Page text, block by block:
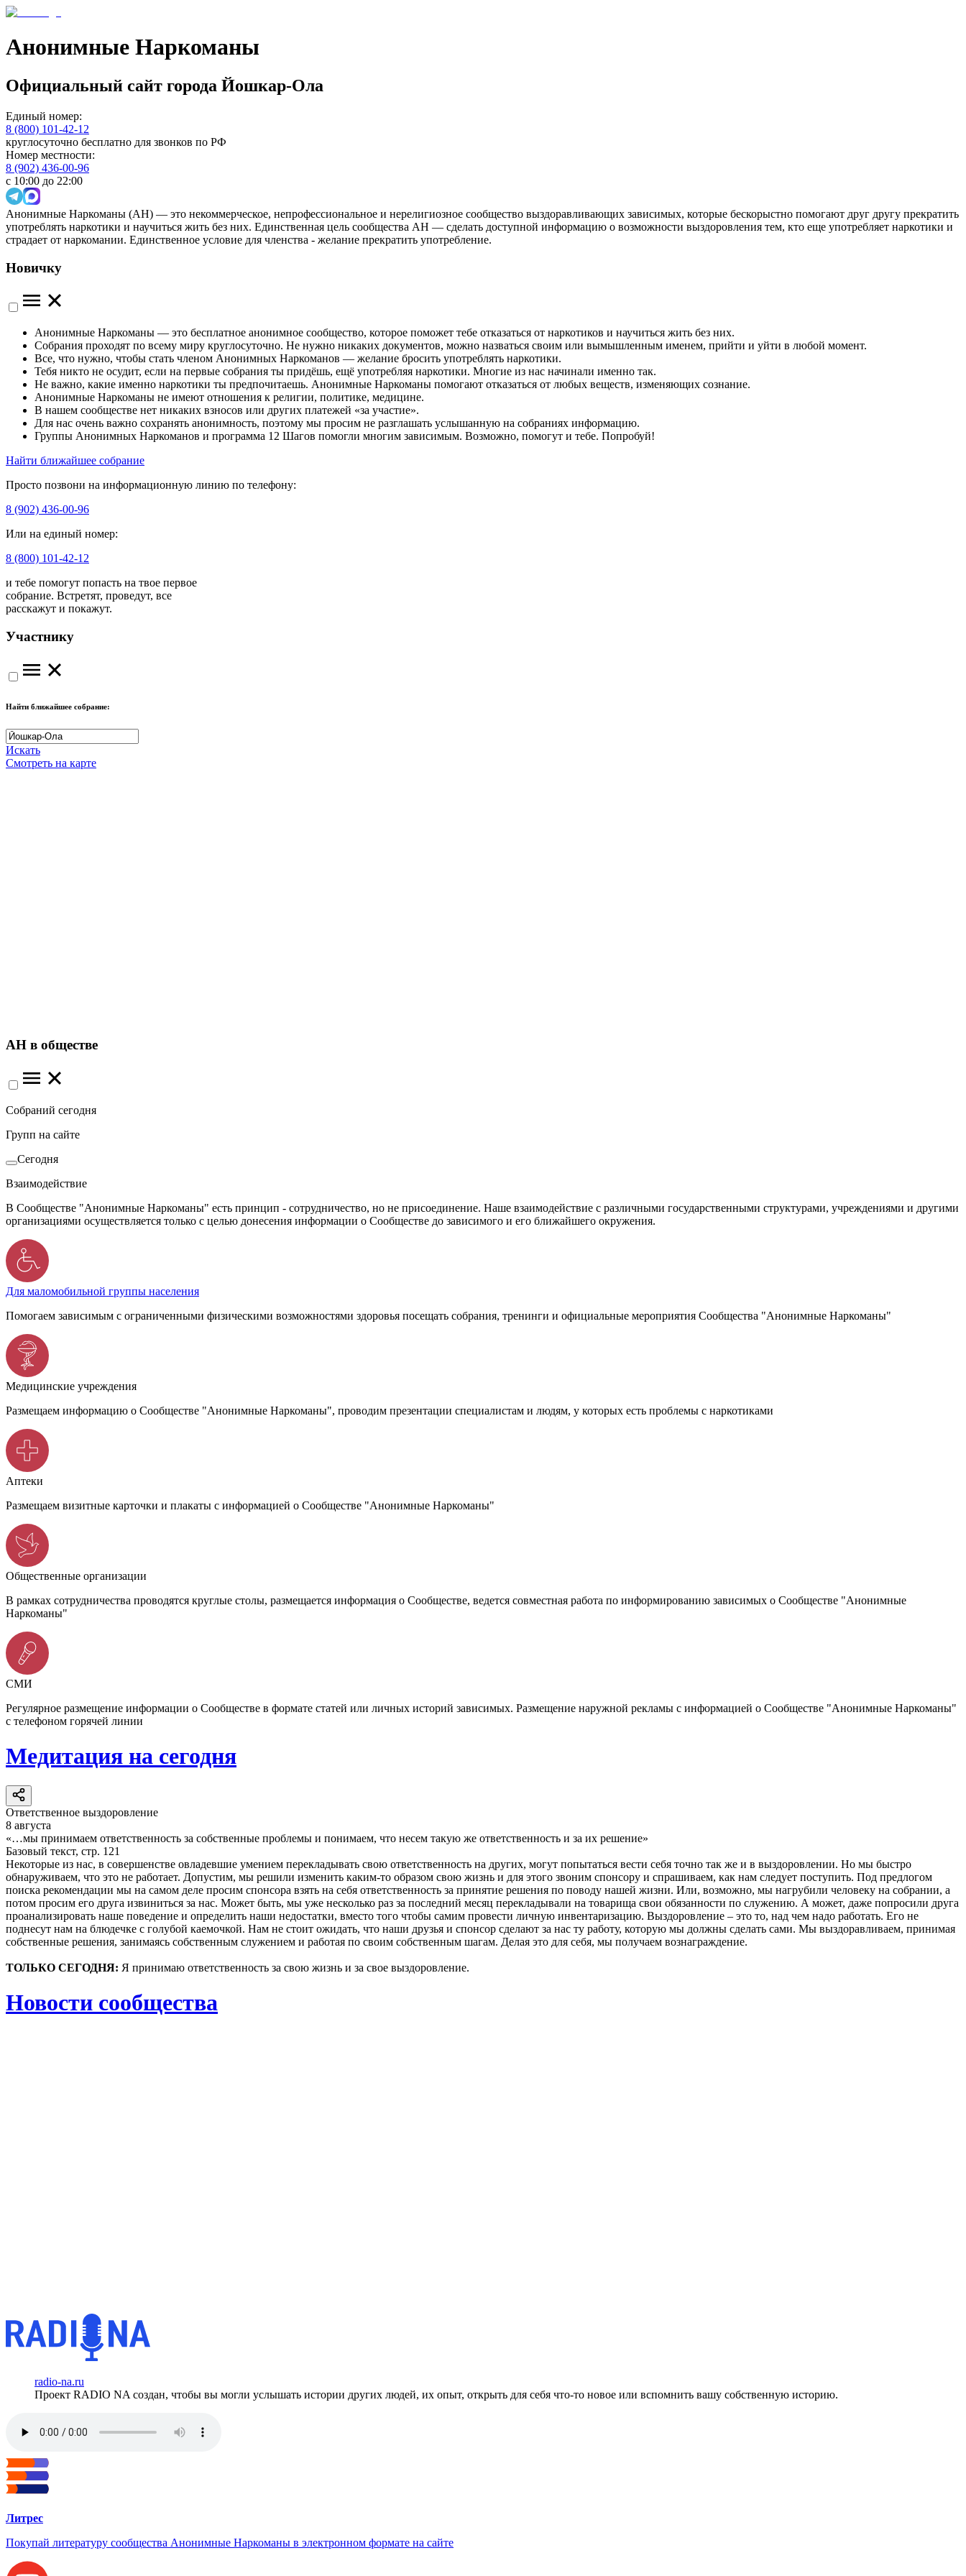
Анонимные Наркоманы
Официальный сайт города Йошкар-Ола
Единый номер:
8 (800) 101-42-12
круглосуточно бесплатно для звонков по РФ
Номер местности:
8 (902) 436-00-96
с 10:00 до 22:00
Анонимные Наркоманы (АН) — это некоммерческое, непрофессиональное и нерелигиозное сообщество выздоравливающих зависимых, которые бескорыстно помогают друг другу прекратить
употреблять наркотики и научиться жить без них. Единственная цель сообщества АН — сделать доступной информацию о возможности выздоровления тем, кто еще употребляет наркотики и
страдает от наркомании. Единственное условие для членства - желание прекратить употребление.
Новичку
Анонимные Наркоманы — это бесплатное анонимное сообщество, которое поможет тебе отказаться от наркотиков и научиться жить без них.
Собрания проходят по всему миру круглосуточно. Не нужно никаких документов, можно назваться своим или вымышленным именем, прийти и уйти в любой момент.
Все, что нужно, чтобы стать членом Анонимных Наркоманов — желание бросить употреблять наркотики.
Тебя никто не осудит, если на первые собрания ты придёшь, ещё употребляя наркотики. Многие из нас начинали именно так.
Не важно, какие именно наркотики ты предпочитаешь. Анонимные Наркоманы помогают отказаться от любых веществ, изменяющих сознание.
Анонимные Наркоманы не имеют отношения к религии, политике, медицине.
В нашем сообществе нет никаких взносов или других платежей «за участие».
Для нас очень важно сохранять анонимность, поэтому мы просим не разглашать услышанную на собраниях информацию.
Группы Анонимных Наркоманов и программа 12 Шагов помогли многим зависимым. Возможно, помогут и тебе. Попробуй!
Найти ближайшее собрание
Просто позвони на информационную линию по телефону:
8 (902) 436-00-96
Или на единый номер:
8 (800) 101-42-12
и тебе помогут попасть на твое первое
собрание. Встретят, проведут, все
расскажут и покажут.
Участнику
Найти ближайшее собрание:
Искать
Смотреть на карте
АН в обществе
Собраний сегодня
Групп на сайте
Сегодня
Взаимодействие
В Сообществе "Анонимные Наркоманы" есть принцип - сотрудничество, но не присоединение. Наше взаимодействие с различными государственными структурами, учреждениями и другими
организациями осуществляется только с целью донесения информации о Сообществе до зависимого и его ближайшего окружения.
Для маломобильной группы населения
Помогаем зависимым с ограниченными физическими возможностями здоровья посещать собрания, тренинги и официальные мероприятия Сообщества "Анонимные Наркоманы"
Медицинские учреждения
Размещаем информацию о Сообществе "Анонимные Наркоманы", проводим презентации специалистам и людям, у которых есть проблемы с наркотиками
Аптеки
Размещаем визитные карточки и плакаты с информацией о Сообществе "Анонимные Наркоманы"
Общественные организации
В рамках сотрудничества проводятся круглые столы, размещается информация о Сообществе, ведется совместная работа по информированию зависимых о Сообществе "Анонимные
Наркоманы"
СМИ
Регулярное размещение информации о Сообществе в формате статей или личных историй зависимых. Размещение наружной рекламы с информацией о Сообществе "Анонимные Наркоманы"
с телефоном горячей линии
Медитация на сегодня
Ответственное выздоровление
8 августа
«…мы принимаем ответственность за собственные проблемы и понимаем, что несем такую же ответственность и за их решение»
Базовый текст, стр. 121
Некоторые из нас, в совершенстве овладевшие умением перекладывать свою ответственность на других, могут попытаться вести себя точно так же и в выздоровлении. Но мы быстро
обнаруживаем, что это не работает. Допустим, мы решили изменить каким-то образом свою жизнь и для этого звоним спонсору и спрашиваем, как нам следует поступить. Под предлогом
поиска рекомендации мы на самом деле просим спонсора взять на себя ответственность за принятие решения по поводу нашей жизни. Или, возможно, мы нагрубили человеку на собрании, а
потом просим его друга извиниться за нас. Может быть, мы уже несколько раз за последний месяц перекладывали на товарища свои обязанности по служению. А может, даже попросили друга
проанализировать наше поведение и определить наши недостатки, вместо того чтобы самим провести личную инвентаризацию. Выздоровление – это то, над чем надо работать. Его не
поднесут нам на блюдечке с голубой каемочкой. Нам не стоит ожидать, что наши друзья и спонсор сделают за нас ту работу, которую мы должны сделать сами. Мы выздоравливаем, принимая
собственные решения, занимаясь собственным служением и работая по своим собственным шагам. Делая это для себя, мы получаем вознаграждение.
ТОЛЬКО СЕГОДНЯ: Я принимаю ответственность за свою жизнь и за свое выздоровление.
Новости сообщества
radio-na.ru
Проект RADIO NA создан, чтобы вы могли услышать истории других людей, их опыт, открыть для себя что-то новое или вспомнить вашу собственную историю.
Литрес
Покупай литературу сообщества Анонимные Наркоманы в электронном формате на сайте